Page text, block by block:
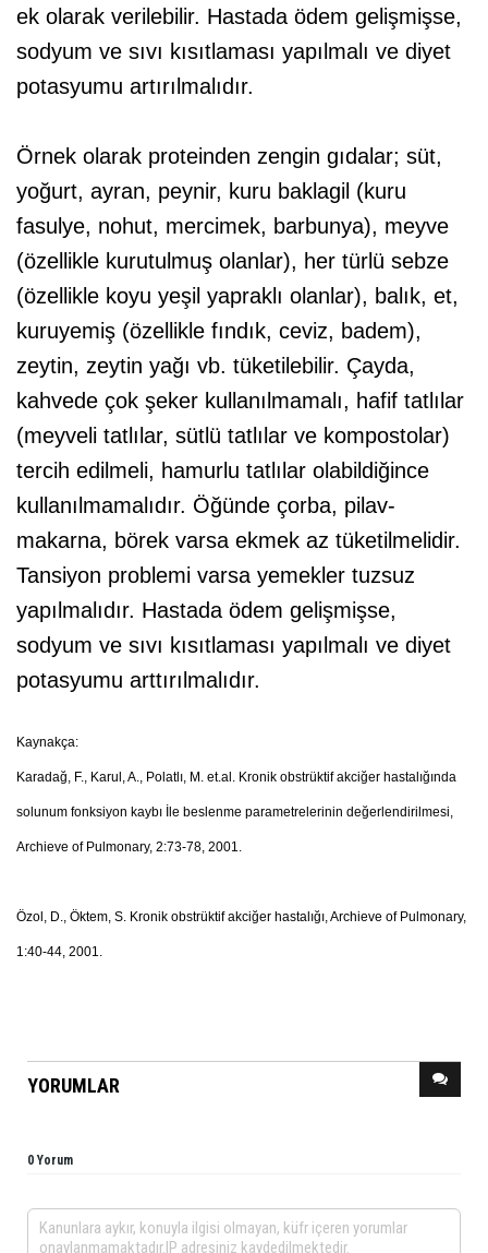
ek olarak verilebilir. Hastada ödem gelişmişse,
sodyum ve sıvı kısıtlaması yapılmalı ve diyet
potasyumu artırılmalıdır.
Örnek olarak proteinden zengin gıdalar; süt,
yoğurt, ayran, peynir, kuru baklagil (kuru
fasulye, nohut, mercimek, barbunya), meyve
(özellikle kurutulmuş olanlar), her türlü sebze
(özellikle koyu yeşil yapraklı olanlar), balık, et,
kuruyemiş (özellikle fındık, ceviz, badem),
zeytin, zeytin yağı vb. tüketilebilir. Çayda,
kahvede çok şeker kullanılmamalı, hafif tatlılar
(meyveli tatlılar, sütlü tatlılar ve kompostolar)
tercih edilmeli, hamurlu tatlılar olabildiğince
kullanılmamalıdır. Öğünde çorba, pilav-
makarna, börek varsa ekmek az tüketilmelidir.
Tansiyon problemi varsa yemekler tuzsuz
yapılmalıdır. Hastada ödem gelişmişse,
sodyum ve sıvı kısıtlaması yapılmalı ve diyet
potasyumu arttırılmalıdır.
Kaynakça:
Karadağ, F., Karul, A., Polatlı, M. et.al. Kronik obstrüktif akciğer hastalığında
solunum fonksiyon kaybı İle beslenme parametrelerinin değerlendirilmesi,
Archieve of Pulmonary, 2:73-78, 2001.
Özol, D., Öktem, S. Kronik obstrüktif akciğer hastalığı, Archieve of Pulmonary,
1:40-44, 2001.
YORUMLAR
0 Yorum